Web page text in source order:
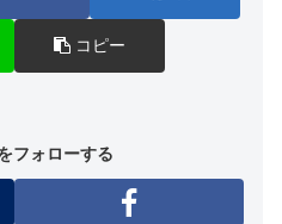
コピー
フォローする